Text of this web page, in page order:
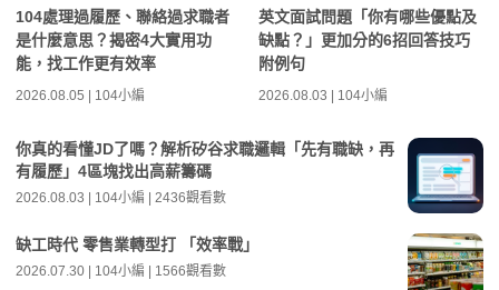
104處理過履歷、聯絡過求職者
是什麼意思？揭密4大實用功
能，找工作更有效率
2026.08.05 | 104小編
英文面試問題「你有哪些優點及
缺點？」更加分的6招回答技巧
附例句
2026.08.03 | 104小編
你真的看懂JD了嗎？解析矽谷求職邏輯「先有職缺，再
有履歷」4區塊找出高薪籌碼
2026.08.03 | 104小編 | 2436觀看數
缺工時代 零售業轉型打 「效率戰」
2026.07.30 | 104小編 | 1566觀看數